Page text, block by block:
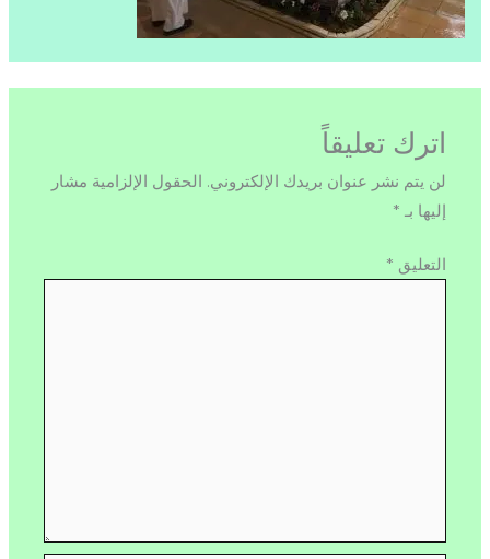
اترك تعليقاً
لن يتم نشر عنوان بريدك الإلكتروني. الحقول الإلزامية مشار
إليها بـ *
التعليق *